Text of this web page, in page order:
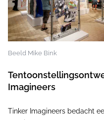
Beeld Mike Bink
Imagineers
Tinker Imagineers bedacht